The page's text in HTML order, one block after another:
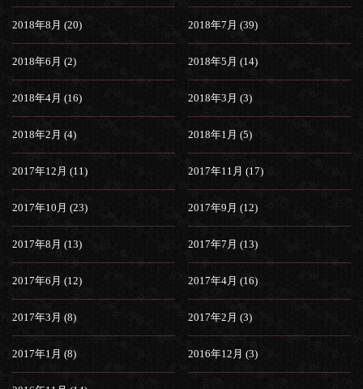
2018年8月 (20) 2018年7月 (39)
2018年6月 (2) 2018年5月 (14)
2018年4月 (16) 2018年3月 (3)
2018年2月 (4) 2018年1月 (5)
2017年12月 (11) 2017年11月 (17)
2017年10月 (23) 2017年9月 (12)
2017年8月 (13) 2017年7月 (13)
2017年6月 (12) 2017年4月 (16)
2017年3月 (8) 2017年2月 (3)
2017年1月 (8) 2016年12月 (3)